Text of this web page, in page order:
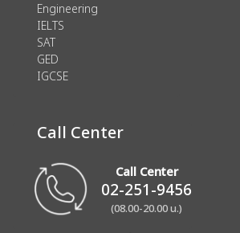
Engineering
IELTS
SAT
GED
IGCSE
Call Center
Call Center
02-251-9456
(08.00-20.00 น.)